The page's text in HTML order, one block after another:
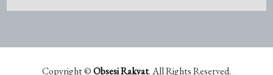
Copyright ©Obsesi Rakyat. All Rights Reserved.